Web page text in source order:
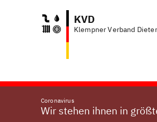
KVD
Klempner Verband
Coronavirus
Wir stehen ihnen in